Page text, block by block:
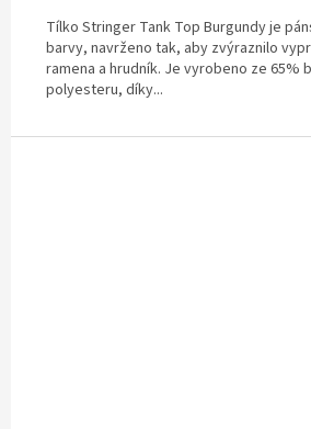
Tílko Stringer Tank Top Burgundy je
barvy, navrženo tak, aby zvýraznilo
ramena a hrudník. Je vyrobeno ze 65%
polyesteru, díky...